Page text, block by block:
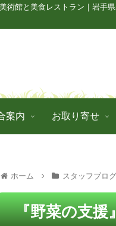
術館と美食レストラン｜岩手
案内 お取り寄せ
ホーム スタッフブログ
『野菜の支援